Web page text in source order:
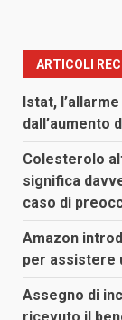
ARTICOLI
Istat,
dall’aumento
Colesterolo
significa
caso di
Amazon
per assistere
Assegno di
ricevuto il